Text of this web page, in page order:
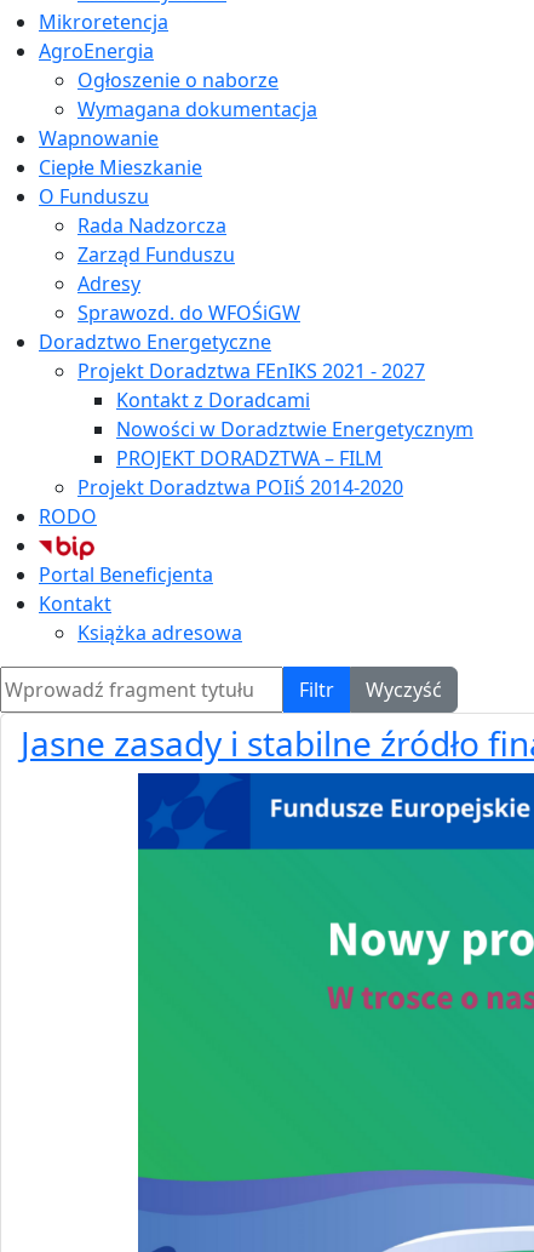
Mikroretencja
AgroEnergia
Ogłoszenie o naborze
Wymagana dokumentacja
Wapnowanie
Ciepłe Mieszkanie
O Funduszu
Rada Nadzorcza
Zarząd Funduszu
Adresy
Sprawozd. do WFOŚiGW
Doradztwo Energetyczne
Projekt Doradztwa FEnIKS 2021 - 2027
Kontakt z Doradcami
Nowości w Doradztwie Energetycznym
PROJEKT DORADZTWA – FILM
Projekt Doradztwa POIiŚ 2014-2020
RODO
Portal Beneficjenta
Kontakt
Książka adresowa
Wprowadź fragment tytułu
Filtr Wyczyść
Jasne zasady i stabilne źródło